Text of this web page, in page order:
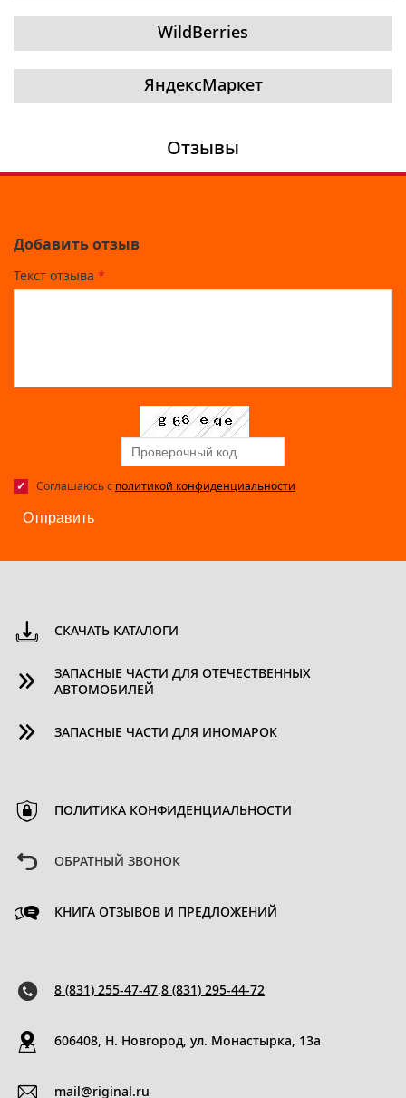
WildBerries
ЯндексМаркет
Отзывы
Добавить отзыв
Текст отзыва *
Соглашаюсь с политикой конфиденциальности
Отправить
СКАЧАТЬ КАТАЛОГИ
ЗАПАСНЫЕ ЧАСТИ ДЛЯ ОТЕЧЕСТВЕННЫХ
АВТОМОБИЛЕЙ
ЗАПАСНЫЕ ЧАСТИ ДЛЯ ИНОМАРОК
ПОЛИТИКА КОНФИДЕНЦИАЛЬНОСТИ
ОБРАТНЫЙ ЗВОНОК
КНИГА ОТЗЫВОВ И ПРЕДЛОЖЕНИЙ
8 (831) 255-47-47,8 (831) 295-44-72
606408, Н. Новгород, ул. Монастырка, 13a
mail@riginal.ru